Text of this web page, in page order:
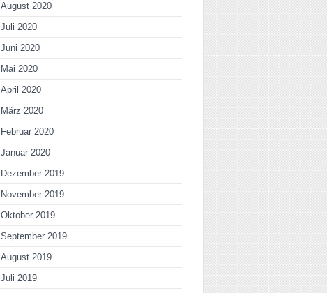
August 2020
Juli 2020
Juni 2020
Mai 2020
April 2020
März 2020
Februar 2020
Januar 2020
Dezember 2019
November 2019
Oktober 2019
September 2019
August 2019
Juli 2019